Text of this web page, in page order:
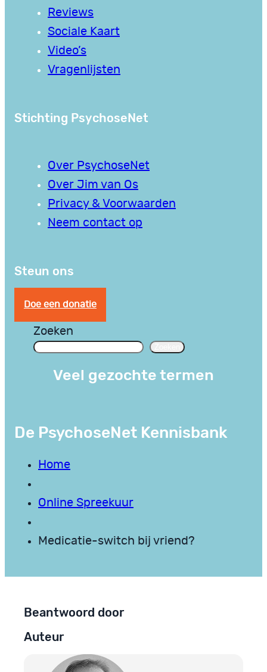
Reviews
Sociale Kaart
Video’s
Vragenlijsten
Stichting PsychoseNet
Over PsychoseNet
Over Jim van Os
Privacy & Voorwaarden
Neem contact op
Steun ons
Doe een donatie
Zoeken
Veel gezochte termen
De PsychoseNet Kennisbank
Home
Online Spreekuur
Medicatie-switch bij vriend?
Beantwoord door
Auteur